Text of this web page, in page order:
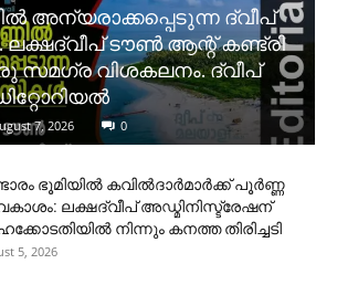
അന്യരാക്കപ്പെടുന്ന ദ്വീപ്
ലക്ഷദ്വീപ് ടൗൺ ആന്റ് കണ്ട്രി
സമഗ്ര വിശകലനം. ദ്വീപ്
7, 2026 0
ഭൂമിയിൽ കവിൽദാർമാർക്ക് പൂർണ്ണ
ലക്ഷദ്വീപ് അഡ്മിനിസ്ട്രേഷന്
നിന്നും കനത്ത തിരിച്ചടി
5, 2026